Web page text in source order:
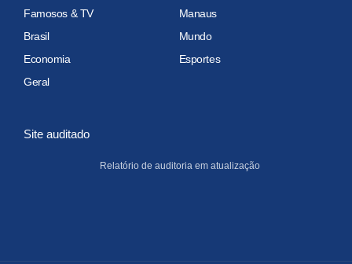
Famosos & TV
Manaus
Brasil
Mundo
Economia
Esportes
Geral
Site auditado
Relatório de auditoria em atualização